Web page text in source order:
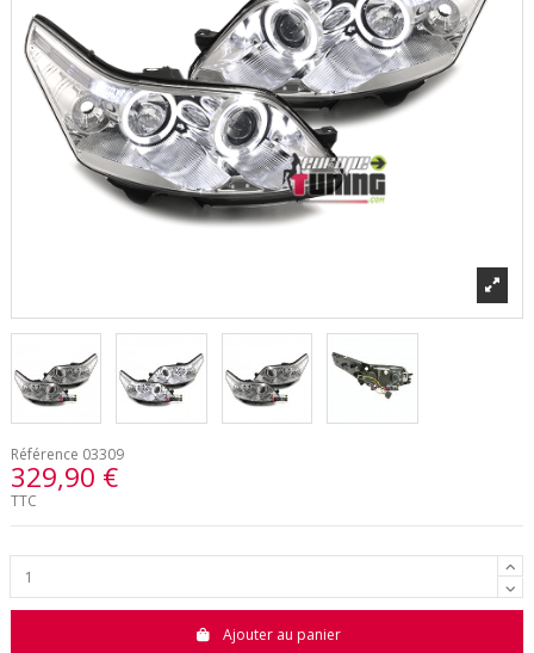
Référence 03309
329,90 €
TTC
Ajouter au panier